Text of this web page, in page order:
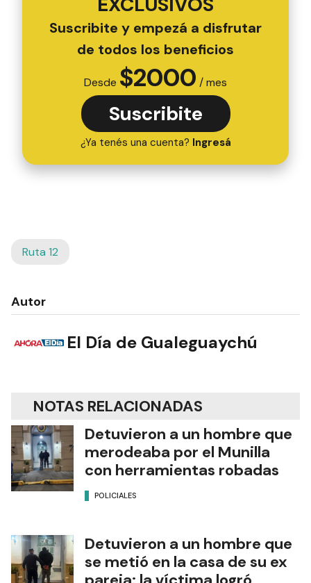
Suscribite y empezá a disfrutar
de todos los beneficios
Desde $2000 / mes
Suscribite
¿Ya tenés una cuenta? Ingresá
Ruta 12
Autor
El Día de Gualeguaychú
NOTAS RELACIONADAS
Detuvieron a un hombre que
merodeaba por el Munilla
con herramientas robadas
POLICIALES
Detuvieron a un hombre que
se metió en la casa de su ex